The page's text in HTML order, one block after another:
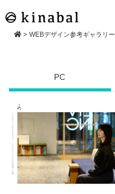
> WEBデザイン参考ギャラリー
PC